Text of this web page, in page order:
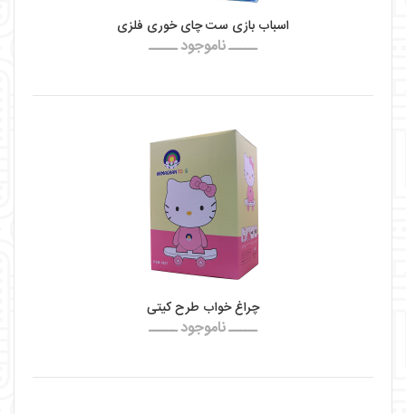
اسباب بازی ست چای خوری فلزی
ـــــ ناموجود ـــــ
چراغ خواب طرح کیتی
ـــــ ناموجود ـــــ